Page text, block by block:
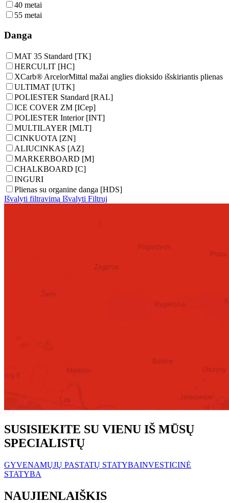
40 metai
55 metai
Danga
MAT 35 Standard [TK]
HERCULIT [HC]
XCarb® ArcelorMittal mažai anglies dioksido išskiriantis plienas
ULTIMAT [UTK]
POLIESTER Standard [RAL]
ICE COVER ZM [ICep]
POLIESTER Interior [INT]
MULTILAYER [MLT]
CINKUOTA [ZN]
ALIUCINKAS [AZ]
MARKERBOARD [M]
CHALKBOARD [C]
INGURI
Plienas su organine danga [HDS]
Išvalyti filtravimą Išvalyti Filtruj
SUSISIEKITE SU VIENU IŠ MŪSŲ
SPECIALISTŲ
GYVENAMŲJŲ PASTATŲ STATYBAINVESTICINĖ
STATYBA
NAUJIENLAIŠKIS